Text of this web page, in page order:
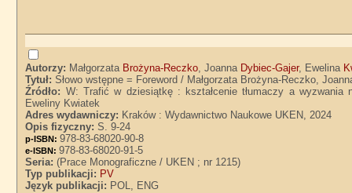
Autorzy: Małgorzata Brożyna-Reczko, Joanna Dybiec-Gajer, Ewelina
Tytuł:Słowo wstępne = Foreword / Małgorzata Brożyna-Reczko,
Źródło: W: Trafić w dziesiątkę : kształcenie tłumaczy a wyzwania
Eweliny Kwiatek
Adres wydawniczy: Kraków : Wydawnictwo Naukowe UKEN, 2024
Opis fizyczny:S. 9-24
p-ISBN:978-83-68020-90-8
e-ISBN:978-83-68020-91-5
Seria:(Prace Monograficzne / UKEN ; nr 1215)
Typ publikacji: PV
Język publikacji: POL, ENG